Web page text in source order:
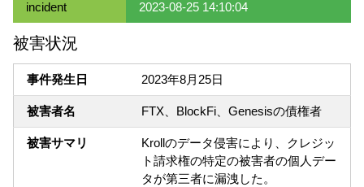
incident 2023-08-25 14:10:04
被害状況
事件発生日 2023年8月25日
被害者名 FTX、BlockFi、Genesisの債権者
被害サマリ
Krollのデータ侵害により、クレジッ
ト請求権の特定の被害者の個人デー
タが第三者に漏洩した。